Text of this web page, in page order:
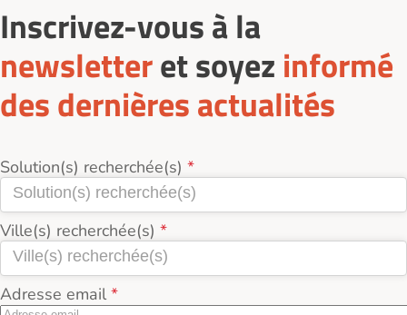
Inscrivez-vous à la
newsletteret soyez informé
des dernières actualités
Solution(s) recherchée(s)
Ville(s) recherchée(s)
Adresse email